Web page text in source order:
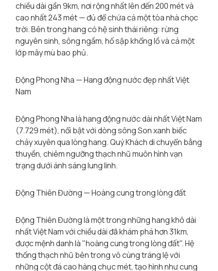
chiều dài gần 9km, nơi rộng nhất lên đến 200 mét và
cao nhất 243 mét — đủ để chứa cả một tòa nhà chọc
trời. Bên trong hang có hệ sinh thái riêng: rừng
nguyên sinh, sông ngầm, hố sập khổng lồ và cả một
lớp mây mù bao phủ.
Động Phong Nha — Hang động nước đẹp nhất Việt
Nam
Động Phong Nha là hang động nước dài nhất Việt Nam
(7.729 mét), nổi bật với dòng sông Son xanh biếc
chảy xuyên qua lòng hang. Quý Khách di chuyển bằng
thuyền, chiêm ngưỡng thạch nhũ muôn hình vạn
trạng dưới ánh sáng lung linh.
Động Thiên Đường — Hoàng cung trong lòng đất
Động Thiên Đường là một trong những hang khô dài
nhất Việt Nam với chiều dài đã khám phá hơn 31km,
được mệnh danh là "hoàng cung trong lòng đất". Hệ
thống thạch nhũ bên trong vô cùng tráng lệ với
những cột đá cao hàng chục mét, tạo hình như cung